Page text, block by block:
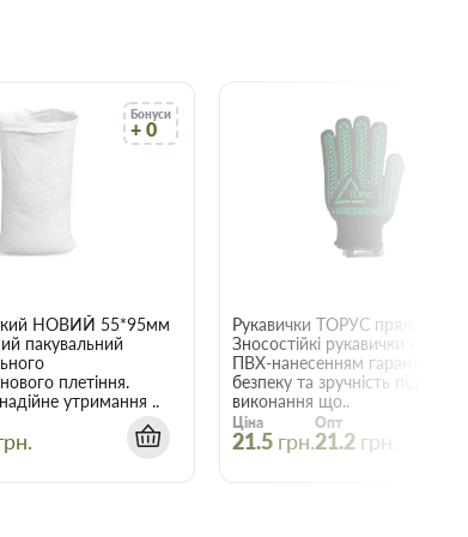
Бонуси
+ 0
НОВИЙ 55*95мм
пакувальний
плетіння.
утримання ..
Рукавички ТОРУС пряжа
Зносостійкі рукавички
ПВХ-нанесенням гарантують
безпеку та зручність під час
виконання що..
Ціна
21.5 грн.
Опт
21.2 грн.